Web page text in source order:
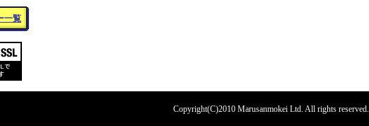
一覧
Copyright(C)2010 Marusanmokei Ltd. All rights reserved.